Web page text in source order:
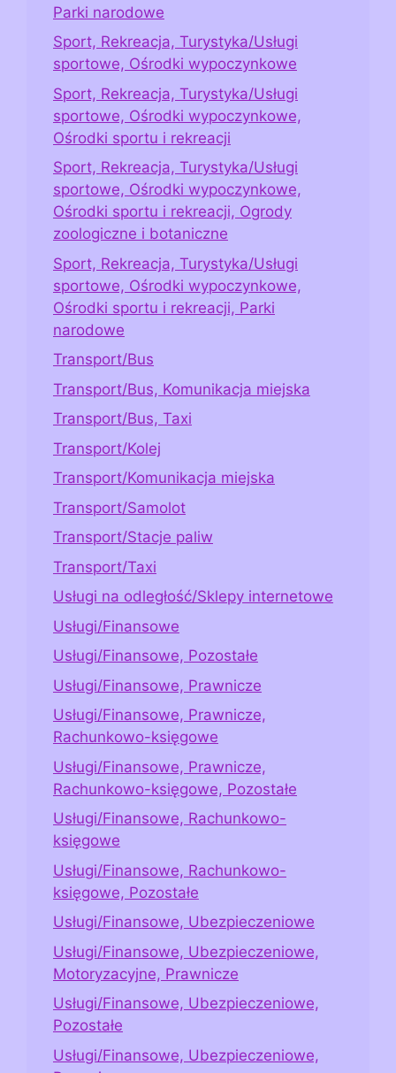
Parki narodowe
Sport, Rekreacja, Turystyka/Usługi
sportowe, Ośrodki wypoczynkowe
Sport, Rekreacja, Turystyka/Usługi
sportowe, Ośrodki wypoczynkowe,
Ośrodki sportu i rekreacji
Sport, Rekreacja, Turystyka/Usługi
sportowe, Ośrodki wypoczynkowe,
Ośrodki sportu i rekreacji, Ogrody
zoologiczne i botaniczne
Sport, Rekreacja, Turystyka/Usługi
sportowe, Ośrodki wypoczynkowe,
Ośrodki sportu i rekreacji, Parki
narodowe
Transport/Bus
Transport/Bus, Komunikacja miejska
Transport/Bus, Taxi
Transport/Kolej
Transport/Komunikacja miejska
Transport/Samolot
Transport/Stacje paliw
Transport/Taxi
Usługi na odległość/Sklepy internetowe
Usługi/Finansowe
Usługi/Finansowe, Pozostałe
Usługi/Finansowe, Prawnicze
Usługi/Finansowe, Prawnicze,
Rachunkowo-księgowe
Usługi/Finansowe, Prawnicze,
Rachunkowo-księgowe, Pozostałe
Usługi/Finansowe, Rachunkowo-
księgowe
Usługi/Finansowe, Rachunkowo-
księgowe, Pozostałe
Usługi/Finansowe, Ubezpieczeniowe
Usługi/Finansowe, Ubezpieczeniowe,
Motoryzacyjne, Prawnicze
Usługi/Finansowe, Ubezpieczeniowe,
Pozostałe
Usługi/Finansowe, Ubezpieczeniowe,